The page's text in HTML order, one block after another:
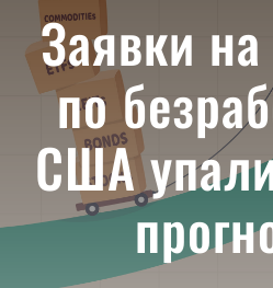
ЧТО ТАКОЕ ETF
ИНВЕСТИЦИИ В ETF
ТЕМАТИЧЕСКИЕ ETF
АКТУАЛЬНЫЕ
Заявки
по
США